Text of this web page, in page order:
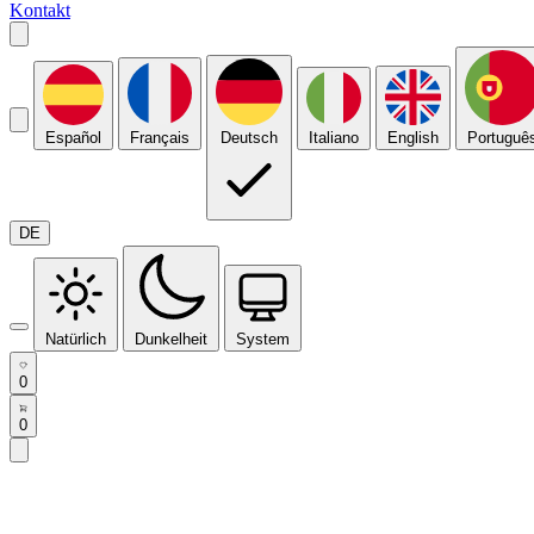
Kontakt
Español Français Deutsch Italiano English
DE
Natürlich Dunkelheit System
0
0